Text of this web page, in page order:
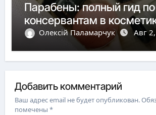
Парабены: полный гид по
консервантам в
Олексій Паламарчук Авг
Добавить комментарий
Ваш адрес email не будет опубликован.
помечены*